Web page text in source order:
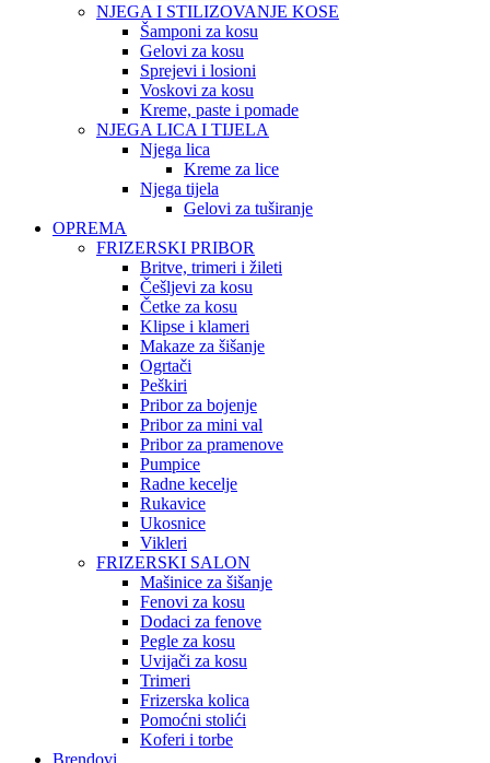
NJEGA I STILIZOVANJE KOSE
Šamponi za kosu
Gelovi za kosu
Sprejevi i losioni
Voskovi za kosu
Kreme, paste i pomade
NJEGA LICA I TIJELA
Njega lica
Kreme za lice
Njega tijela
Gelovi za tuširanje
OPREMA
FRIZERSKI PRIBOR
Britve, trimeri i žileti
Češljevi za kosu
Četke za kosu
Klipse i klameri
Makaze za šišanje
Ogrtači
Peškiri
Pribor za bojenje
Pribor za mini val
Pribor za pramenove
Pumpice
Radne kecelje
Rukavice
Ukosnice
Vikleri
FRIZERSKI SALON
Mašinice za šišanje
Fenovi za kosu
Dodaci za fenove
Pegle za kosu
Uvijači za kosu
Trimeri
Frizerska kolica
Pomoćni stolići
Koferi i torbe
Brendovi